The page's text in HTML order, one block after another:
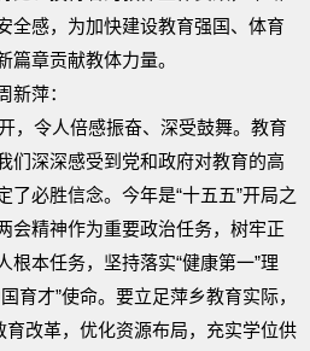
全感，为加快建设教育强国、体育
篇章贡献教体力量。
新萍：
，令人倍感振奋、深受鼓舞。教育
们深深感受到党和政府对教育的高
了必胜信念。今年是“十五五”开局之
会精神作为重要政治任务，树牢正
根本任务，坚持落实“健康第一”理
育才”使命。要立足萍乡教育实际，
育改革，优化资源布局，充实学位供